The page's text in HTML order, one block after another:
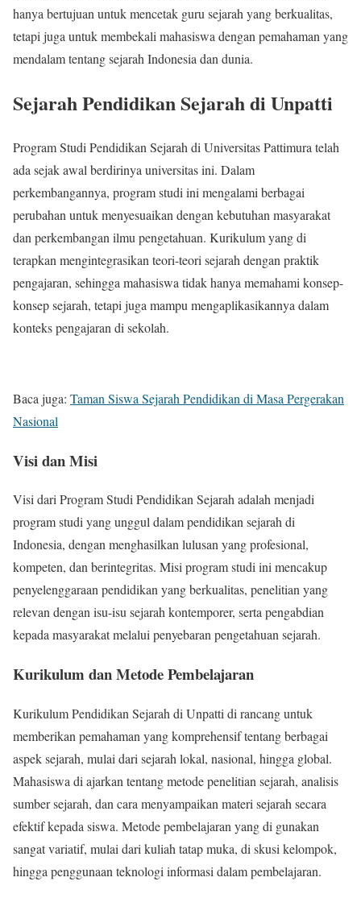
hanya bertujuan untuk mencetak guru sejarah yang berkualitas,
tetapi juga untuk membekali mahasiswa dengan pemahaman yang
mendalam tentang sejarah Indonesia dan dunia.
Sejarah Pendidikan Sejarah di Unpatti
Program Studi Pendidikan Sejarah di Universitas Pattimura telah
ada sejak awal berdirinya universitas ini. Dalam
perkembangannya, program studi ini mengalami berbagai
perubahan untuk menyesuaikan dengan kebutuhan masyarakat
dan perkembangan ilmu pengetahuan. Kurikulum yang di
terapkan mengintegrasikan teori-teori sejarah dengan praktik
pengajaran, sehingga mahasiswa tidak hanya memahami konsep-
konsep sejarah, tetapi juga mampu mengaplikasikannya dalam
konteks pengajaran di sekolah.
Baca juga: Taman Siswa Sejarah Pendidikan di Masa Pergerakan
Nasional
Visi dan Misi
Visi dari Program Studi Pendidikan Sejarah adalah menjadi
program studi yang unggul dalam pendidikan sejarah di
Indonesia, dengan menghasilkan lulusan yang profesional,
kompeten, dan berintegritas. Misi program studi ini mencakup
penyelenggaraan pendidikan yang berkualitas, penelitian yang
relevan dengan isu-isu sejarah kontemporer, serta pengabdian
kepada masyarakat melalui penyebaran pengetahuan sejarah.
Kurikulum dan Metode Pembelajaran
Kurikulum Pendidikan Sejarah di Unpatti di rancang untuk
memberikan pemahaman yang komprehensif tentang berbagai
aspek sejarah, mulai dari sejarah lokal, nasional, hingga global.
Mahasiswa di ajarkan tentang metode penelitian sejarah, analisis
sumber sejarah, dan cara menyampaikan materi sejarah secara
efektif kepada siswa. Metode pembelajaran yang di gunakan
sangat variatif, mulai dari kuliah tatap muka, di skusi kelompok,
hingga penggunaan teknologi informasi dalam pembelajaran.